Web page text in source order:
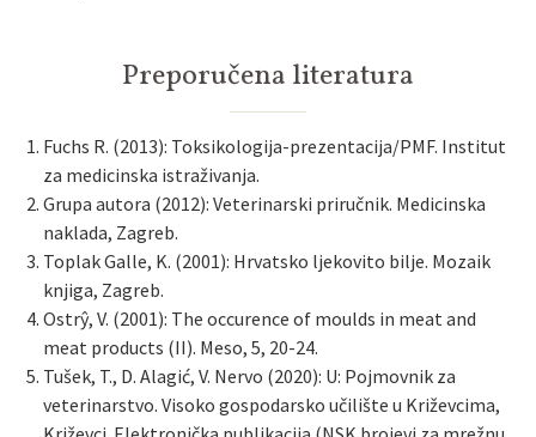
Preporučena literatura
Fuchs R. (2013): Toksikologija-prezentacija/PMF. Institut
za medicinska istraživanja.
Grupa autora (2012): Veterinarski priručnik. Medicinska
naklada, Zagreb.
Toplak Galle, K. (2001): Hrvatsko ljekovito bilje. Mozaik
knjiga, Zagreb.
Ostrŷ, V. (2001): The occurence of moulds in meat and
meat products (II). Meso, 5, 20-24.
Tušek, T., D. Alagić, V. Nervo (2020): U: Pojmovnik za
veterinarstvo. Visoko gospodarsko učilište u Križevcima,